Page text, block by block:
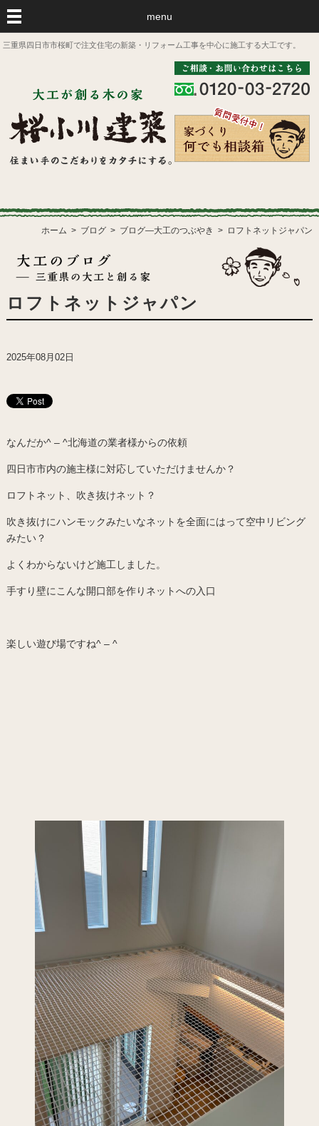
menu
三重県四日市市桜町で注文住宅の新築・リフォーム工事を中心に施工する大工です。
ホーム ブログ ブログ―大工のつぶやき ロフトネットジャパン
ロフトネットジャパン
2025年08月02日
なんだか^ – ^北海道の業者様からの依頼
四日市市内の施主様に対応していただけませんか？
ロフトネット、吹き抜けネット？
吹き抜けにハンモックみたいなネットを全面にはって空中リビング
みたい？
よくわからないけど施工しました。
手すり壁にこんな開口部を作りネットへの入口
楽しい遊び場ですね^ – ^